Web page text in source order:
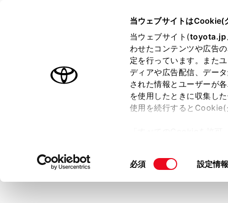
は必須です。
当ウェブサイトはCookie(
当ウェブサイト(toyota.jp
わせたコンテンツや広告
定を行っています。また
ディアや広告配信、デー
された情報とユーザーが
を使用したときに収集し
使用を続行するとCookie(
て」をご覧ください。
同
必須 設定情報
中古車：見積り
お客さま情報の入力